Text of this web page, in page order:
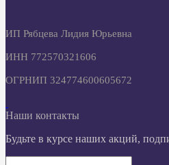
ИП Рябцева Лидия Юрьевна
ИНН 772570321606
ОГРНИП 324774600605672
Наши контакты
Будьте в курсе наших акций,